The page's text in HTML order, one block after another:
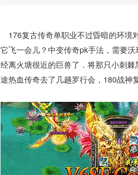
176复古传奇单职业不过昏暗的环
它飞一会儿？中变传奇pk手法，需要
经离火塘很近的巨兽了．将那只小刺
途热血传奇去了几趟罗行会，180战神